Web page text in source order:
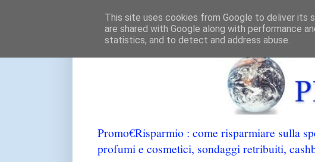
Promo€Risparmio : come risparmiare sulla
profumi e cosmetici, sondaggi retribuiti,
This site uses cookies from Google to deliver its
are shared with Google along with performance
statistics, and to detect and address abuse.